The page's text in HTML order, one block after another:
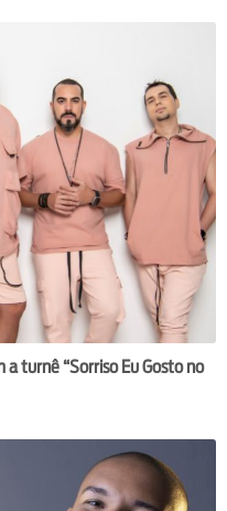
turnê “Sorriso Eu Gosto no